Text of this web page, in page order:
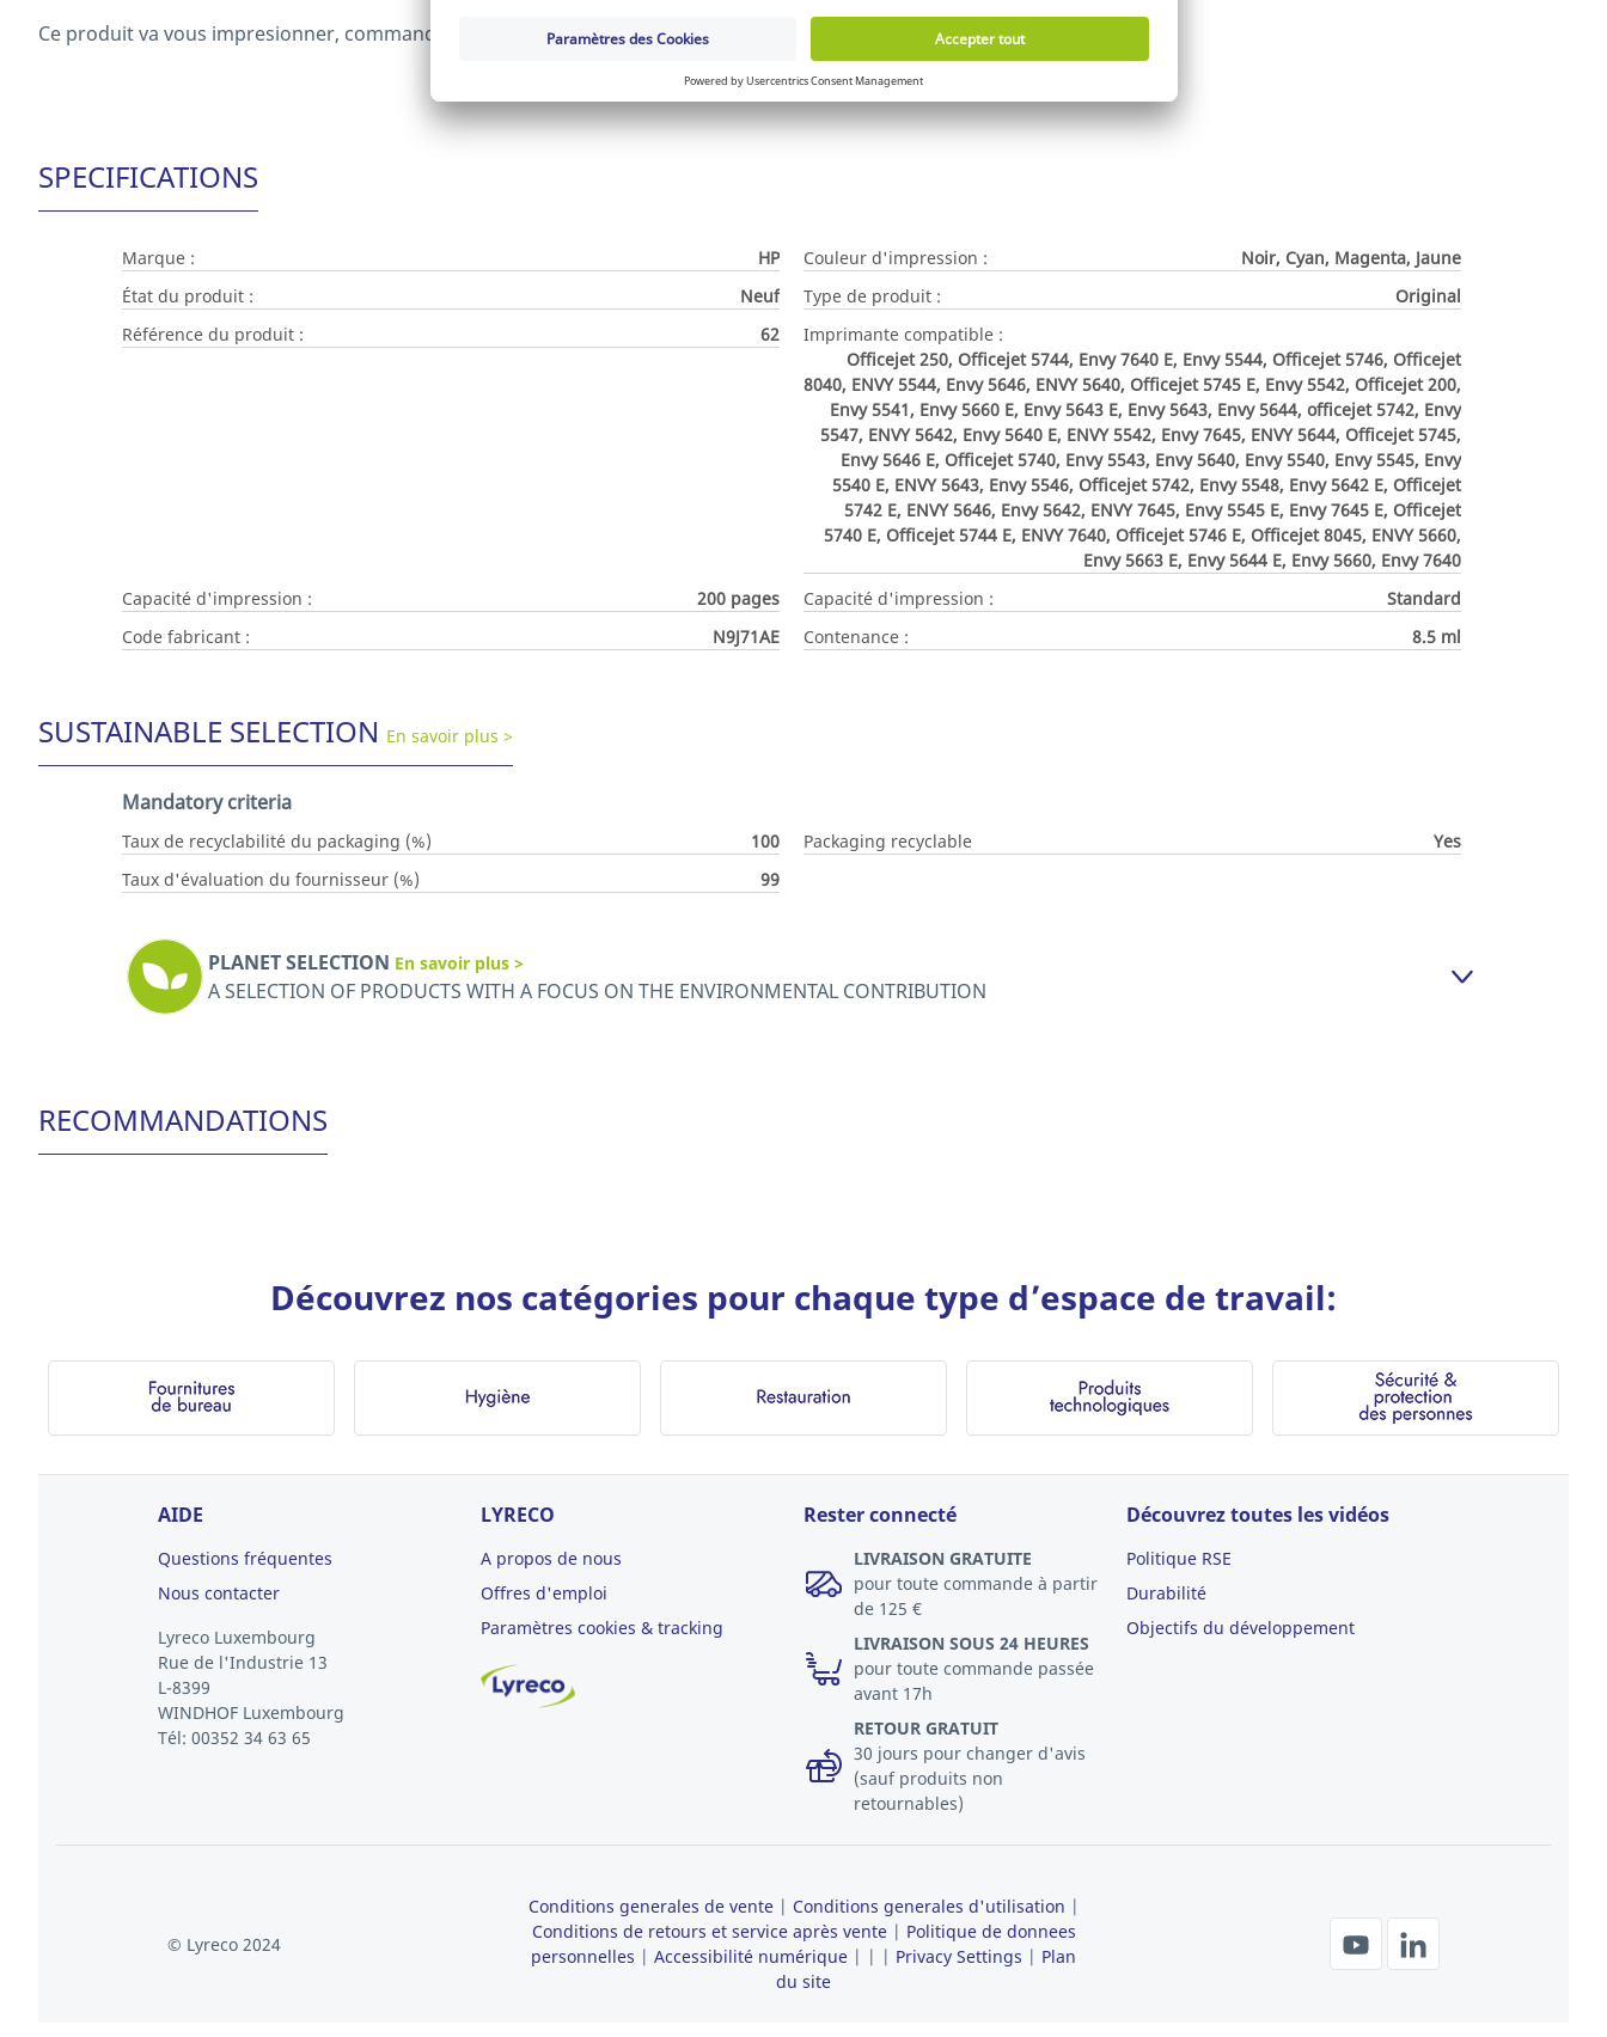
Ce produit va vous impresionner, commandez dès à présent !
SPECIFICATIONS
Marque : HP Couleur d'impression :
Noir, Cyan, Magenta, Jaune
État du produit :
Neuf Type de produit :
Original
Référence du produit :
62
Imprimante compatible :
Officejet 250, Officejet 5744, Envy 7640 E, Envy 5544, Officejet 5746, Officejet
8040, ENVY 5544, Envy 5646, ENVY 5640, Officejet 5745 E, Envy 5542, Officejet 200,
Envy 5541, Envy 5660 E, Envy 5643 E, Envy 5643, Envy 5644, officejet 5742, Envy
5547, ENVY 5642, Envy 5640 E, ENVY 5542, Envy 7645, ENVY 5644, Officejet 5745,
Envy 5646 E, Officejet 5740, Envy 5543, Envy 5640, Envy 5540, Envy 5545, Envy
5540 E, ENVY 5643, Envy 5546, Officejet 5742, Envy 5548, Envy 5642 E, Officejet
5742 E, ENVY 5646, Envy 5642, ENVY 7645, Envy 5545 E, Envy 7645 E, Officejet
5740 E, Officejet 5744 E, ENVY 7640, Officejet 5746 E, Officejet 8045, ENVY 5660,
Envy 5663 E, Envy 5644 E, Envy 5660, Envy 7640
Capacité d'impression :
200 pages Capacité d'impression :
Standard
Code fabricant :
N9J71AE Contenance : 8.5 ml
SUSTAINABLE SELECTION En savoir plus >
Mandatory criteria
Taux de recyclabilité du packaging (%) 100 Packaging recyclable
Yes
Taux d'évaluation du fournisseur (%)
99
PLANET SELECTION En savoir plus >
A SELECTION OF PRODUCTS WITH A FOCUS ON THE ENVIRONMENTAL CONTRIBUTION
RECOMMANDATIONS
Découvrez nos catégories pour chaque type d’espace de travail:
AIDE
Questions fréquentes
Nous contacter
Lyreco Luxembourg
Rue de l'Industrie 13
L-8399
WINDHOF Luxembourg
Tél: 00352 34 63 65
LYRECO
A propos de nous
Offres d'emploi
Paramètres cookies & tracking
Rester connecté
LIVRAISON GRATUITE
pour toute commande à partir
de 125 €
LIVRAISON SOUS 24 HEURES
pour toute commande passée
avant 17h
RETOUR GRATUIT
30 jours pour changer d'avis
(sauf produits non
retournables)
Découvrez toutes les vidéos
Politique RSE
Durabilité
Objectifs du développement
© Lyreco 2024
Conditions generales de vente| Conditions generales d'utilisation |
Conditions de retours et service après vente| Politique de donnees
personnelles | Accessibilité numérique | | | Privacy Settings | Plan
du site